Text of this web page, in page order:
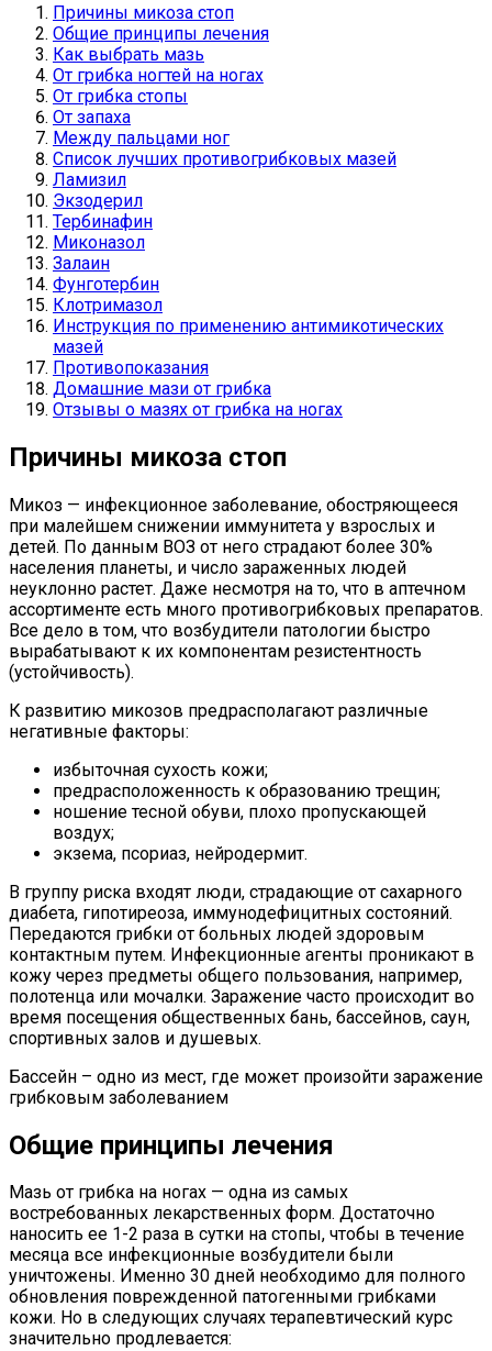
Причины микоза стоп
Общие принципы лечения
Как выбрать мазь
От грибка ногтей на ногах
От грибка стопы
От запаха
Между пальцами ног
Список лучших противогрибковых мазей
Ламизил
Экзодерил
Тербинафин
Миконазол
Залаин
Фунготербин
Клотримазол
Инструкция по применению антимикотических
мазей
Противопоказания
Домашние мази от грибка
Отзывы о мазях от грибка на ногах
Причины микоза стоп
Микоз — инфекционное заболевание, обостряющееся
при малейшем снижении иммунитета у взрослых и
детей. По данным ВОЗ от него страдают более 30%
населения планеты, и число зараженных людей
неуклонно растет. Даже несмотря на то, что в аптечном
ассортименте есть много противогрибковых препаратов.
Все дело в том, что возбудители патологии быстро
вырабатывают к их компонентам резистентность
(устойчивость).
К развитию микозов предрасполагают различные
негативные факторы:
избыточная сухость кожи;
предрасположенность к образованию трещин;
ношение тесной обуви, плохо пропускающей
воздух;
экзема, псориаз, нейродермит.
В группу риска входят люди, страдающие от сахарного
диабета, гипотиреоза, иммунодефицитных состояний.
Передаются грибки от больных людей здоровым
контактным путем. Инфекционные агенты проникают в
кожу через предметы общего пользования, например,
полотенца или мочалки. Заражение часто происходит во
время посещения общественных бань, бассейнов, саун,
спортивных залов и душевых.
Бассейн – одно из мест, где может произойти заражение
грибковым заболеванием
Общие принципы лечения
Мазь от грибка на ногах — одна из самых
востребованных лекарственных форм. Достаточно
наносить ее 1-2 раза в сутки на стопы, чтобы в течение
месяца все инфекционные возбудители были
уничтожены. Именно 30 дней необходимо для полного
обновления поврежденной патогенными грибками
кожи. Но в следующих случаях терапевтический курс
значительно продлевается: